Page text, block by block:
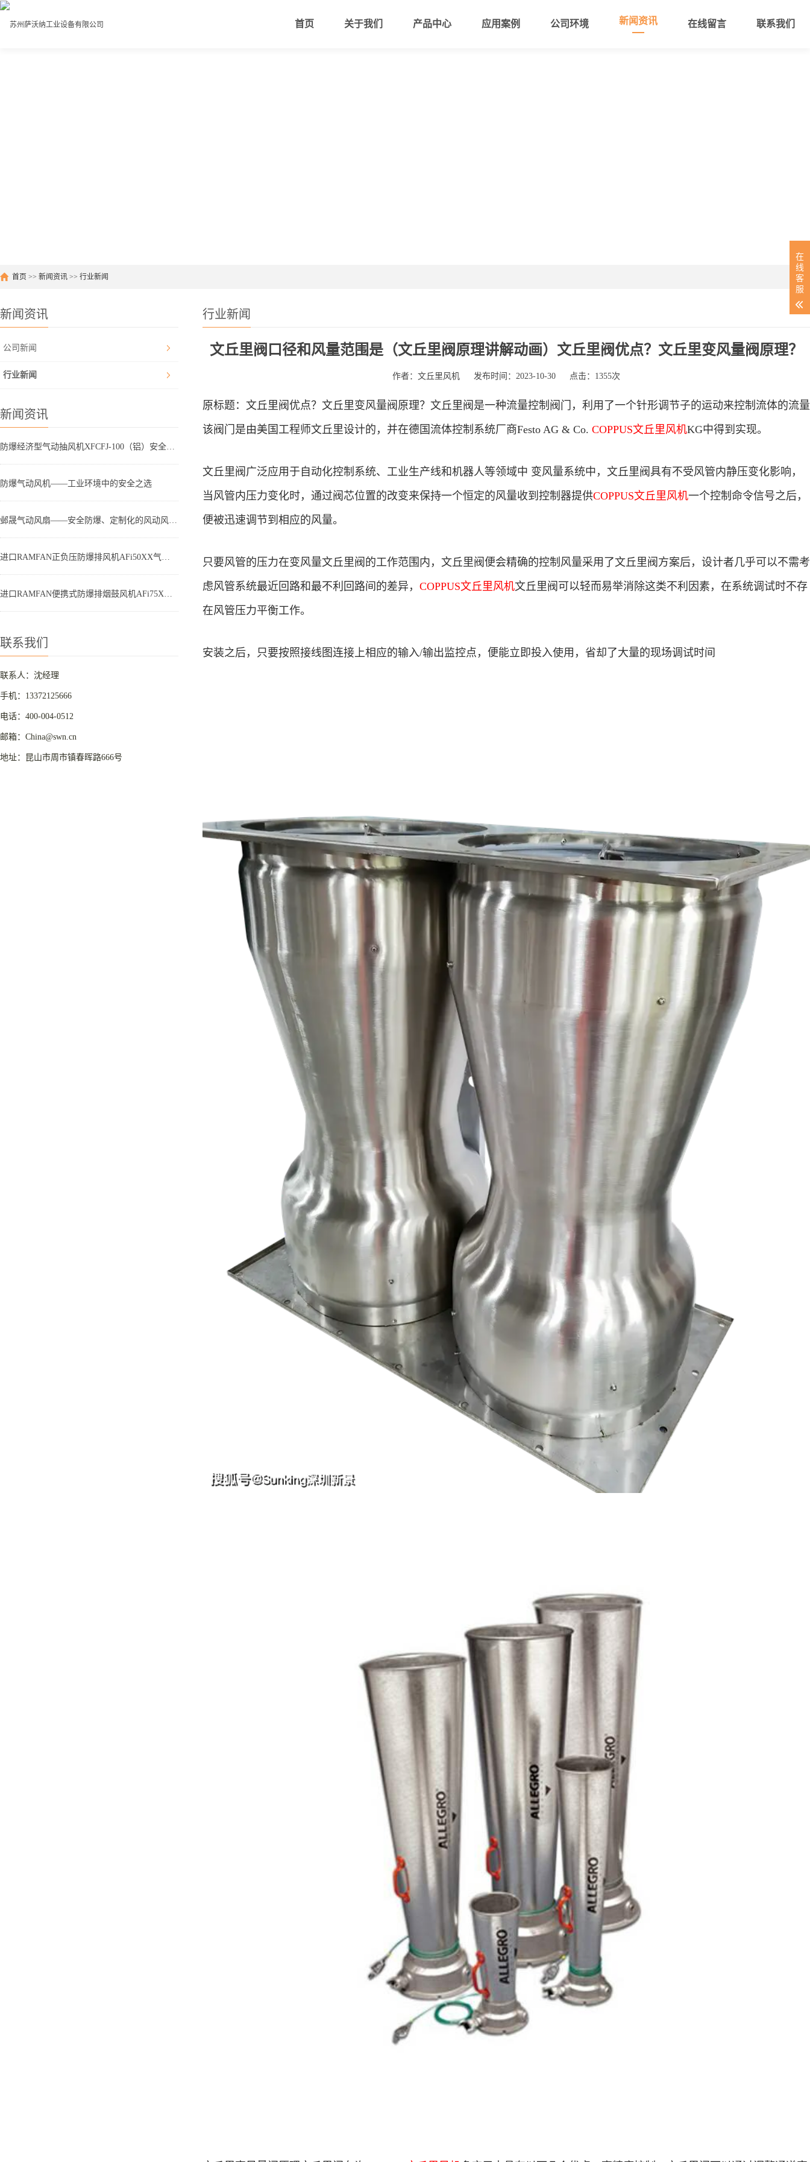
首页 关于我们 产品中心 应用案例 公司环境 新闻资讯 在线留言 联系我们
首页 >> 新闻资讯 >> 行业新闻
新闻资讯
公司新闻
行业新闻
新闻资讯
防爆经济型气动抽风机XFCFJ-100（铝）安全无火花，您的工业安全新选择
防爆气动风机——工业环境中的安全之选
邺晟气动风扇——安全防爆、定制化的风动风机新选择
进口RAMFAN正负压防爆排风机AFi50XX气动航空专用——高效排风，守护安全
进口RAMFAN便携式防爆排烟鼓风机AFi75XX气动防爆风机，安全高效的理想选择
联系我们
联系人：沈经理
手机：13372125666
电话：400-004-0512
邮箱：China@swn.cn
地址：昆山市周市镇春晖路666号
行业新闻
文丘里阀口径和风量范围是（文丘里阀原理讲解动画）文丘里阀优点？文丘里变风量阀原理？
作者：文丘里风机 发布时间：2023-10-30 点击：1355次
原标题：文丘里阀优点？文丘里变风量阀原理？文丘里阀是一种流量控制阀门，利用了一个针形调节子的运动来控制流体的流量
该阀门是由美国工程师文丘里设计的，并在德国流体控制系统厂商Festo AG & Co. COPPUS文丘里风机KG中得到实现。
文丘里阀广泛应用于自动化控制系统、工业生产线和机器人等领域中 变风量系统中，文丘里阀具有不受风管内静压变化影响，
当风管内压力变化时，通过阀芯位置的改变来保持一个恒定的风量收到控制器提供COPPUS文丘里风机一个控制命令信号之后，
便被迅速调节到相应的风量。
只要风管的压力在变风量文丘里阀的工作范围内，文丘里阀便会精确的控制风量采用了文丘里阀方案后，设计者几乎可以不需考
虑风管系统最近回路和最不利回路间的差异， COPPUS文丘里风机文丘里阀可以轻而易举消除这类不利因素，在系统调试时不存
在风管压力平衡工作。
安装之后，只要按照接线图连接上相应的输入/输出监控点，便能立即投入使用，省却了大量的现场调试时间
在
线
客
服